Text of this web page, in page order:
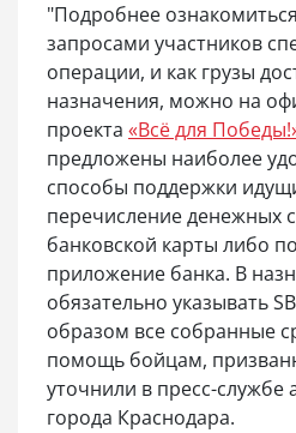
"Подробнее
запросами участников
операции, и как грузы
назначения, можно на
проекта «Всё для
предложены наиболее
способы поддержки
перечисление денежных
банковской карты либо
приложение банка. В
обязательно указывать
образом все собранные
помощь бойцам,
уточнили в пресс-службе
города Краснодара.